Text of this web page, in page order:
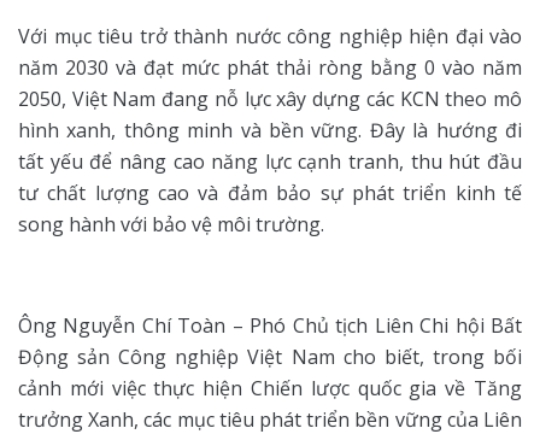
Với mục tiêu trở thành nước công nghiệp hiện đại vào
năm 2030 và đạt mức phát thải ròng bằng 0 vào năm
2050, Việt Nam đang nỗ lực xây dựng các KCN theo mô
hình xanh, thông minh và bền vững. Đây là hướng đi
tất yếu để nâng cao năng lực cạnh tranh, thu hút đầu
tư chất lượng cao và đảm bảo sự phát triển kinh tế
song hành với bảo vệ môi trường.
Ông Nguyễn Chí Toàn – Phó Chủ tịch Liên Chi hội Bất
Động sản Công nghiệp Việt Nam cho biết, trong bối
cảnh mới việc thực hiện Chiến lược quốc gia về Tăng
trưởng Xanh, các mục tiêu phát triển bền vững của Liên